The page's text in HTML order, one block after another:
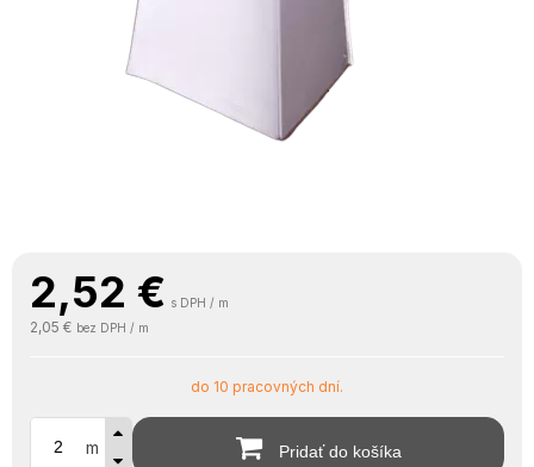
2,52 € s DPH / m
2,05 € bez DPH / m
do 10 pracovných dní.
m Pridať do košíka